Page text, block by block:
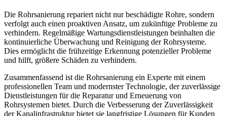
Die Rohrsanierung repariert nicht nur beschädigte Rohre, sondern
verfolgt auch einen proaktiven Ansatz, um zukünftige Probleme zu
verhindern. Regelmäßige Wartungsdienstleistungen beinhalten die
kontinuierliche Überwachung und Reinigung der Rohrsysteme.
Dies ermöglicht die frühzeitige Erkennung potenzieller Probleme
und hilft, größere Schäden zu verhindern.
Zusammenfassend ist die Rohrsanierung ein Experte mit einem
professionellen Team und modernster Technologie, der zuverlässige
Dienstleistungen für die Reparatur und Erneuerung von
Rohrsystemen bietet. Durch die Verbesserung der Zuverlässigkeit
der Kanalinfrastruktur bietet sie langfristige Lösungen für Kunden